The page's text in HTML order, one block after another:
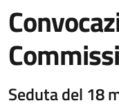
Seduta del 18